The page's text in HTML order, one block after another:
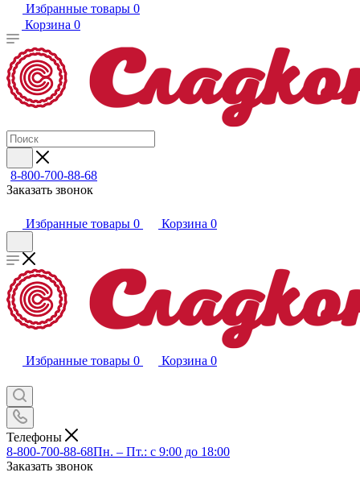
Избранные товары 0
Корзина 0
8-800-700-88-68
Заказать звонок
Избранные товары 0 Корзина 0
Избранные товары 0 Корзина 0
Телефоны
8-800-700-88-68Пн. – Пт.: с 9:00 до 18:00
Заказать звонок